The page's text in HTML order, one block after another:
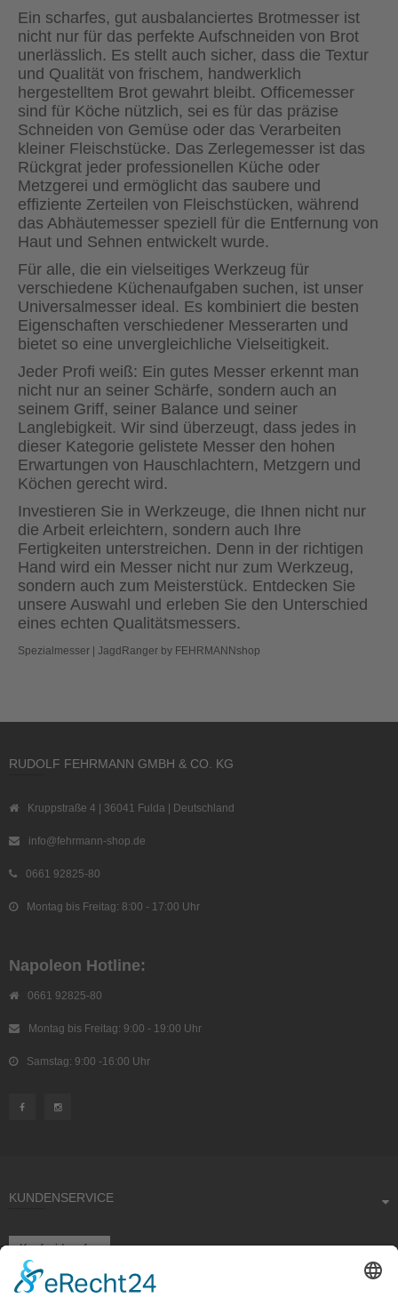
Ein scharfes, gut ausbalanciertes Brotmesser ist
nicht nur für das perfekte Aufschneiden von Brot
unerlässlich. Es stellt auch sicher, dass die Textur
und Qualität von frischem, handwerklich
hergestelltem Brot gewahrt bleibt. Officemesser
sind für Köche nützlich, sei es für das präzise
Schneiden von Gemüse oder das Verarbeiten
kleiner Fleischstücke. Das Zerlegemesser ist das
Rückgrat jeder professionellen Küche oder
Metzgerei und ermöglicht das saubere und
effiziente Zerteilen von Fleischstücken, während
das Abhäutemesser speziell für die Entfernung von
Haut und Sehnen entwickelt wurde.
Für alle, die ein vielseitiges Werkzeug für
verschiedene Küchenaufgaben suchen, ist unser
Universalmesser ideal. Es kombiniert die besten
Eigenschaften verschiedener Messerarten und
bietet so eine unvergleichliche Vielseitigkeit.
Jeder Profi weiß: Ein gutes Messer erkennt man
nicht nur an seiner Schärfe, sondern auch an
seinem Griff, seiner Balance und seiner
Langlebigkeit. Wir sind überzeugt, dass jedes in
dieser Kategorie gelistete Messer den hohen
Erwartungen von Hauschlachtern, Metzgern und
Köchen gerecht wird.
Investieren Sie in Werkzeuge, die Ihnen nicht nur
die Arbeit erleichtern, sondern auch Ihre
Fertigkeiten unterstreichen. Denn in der richtigen
Hand wird ein Messer nicht nur zum Werkzeug,
sondern auch zum Meisterstück. Entdecken Sie
unsere Auswahl und erleben Sie den Unterschied
eines echten Qualitätsmessers.
Spezialmesser | JagdRanger by FEHRMANNshop
RUDOLF FEHRMANN GMBH & CO. KG
Kruppstraße 4 | 36041 Fulda | Deutschland
info@fehrmann-shop.de
0661 92825-80
Montag bis Freitag: 8:00 - 17:00 Uhr
Napoleon Hotline:
0661 92825-80
Montag bis Freitag: 9:00 - 19:00 Uhr
Samstag: 9:00 -16:00 Uhr
KUNDENSERVICE
Kauf widerrufen
RECHTLICHES